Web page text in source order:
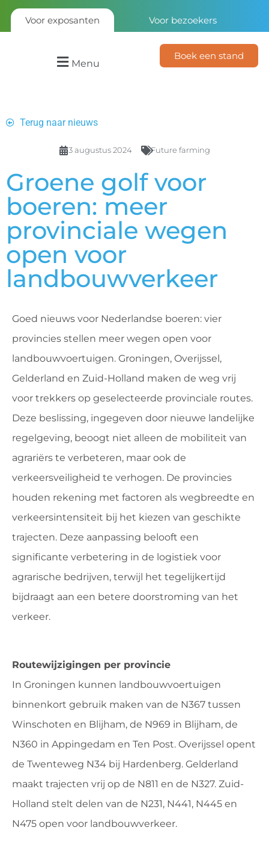
Voor exposanten Voor bezoekers
Menu
Boek een stand
Terug naar nieuws
3 augustus 2024 Future farming
Groene golf voor
boeren: meer
provinciale wegen
open voor
landbouwverkeer
Goed nieuws voor Nederlandse boeren: vier
provincies stellen meer wegen open voor
landbouwvoertuigen. Groningen, Overijssel,
Gelderland en Zuid-Holland maken de weg vrij
voor trekkers op geselecteerde provinciale routes.
Deze beslissing, ingegeven door nieuwe landelijke
regelgeving, beoogt niet alleen de mobiliteit van
agrariërs te verbeteren, maar ook de
verkeersveiligheid te verhogen. De provincies
houden rekening met factoren als wegbreedte en
verkeersintensiteit bij het kiezen van geschikte
trajecten. Deze aanpassing belooft een
significante verbetering in de logistiek voor
agrarische bedrijven, terwijl het tegelijkertijd
bijdraagt aan een betere doorstroming van het
verkeer.
Routewijzigingen per provincie
In Groningen kunnen landbouwvoertuigen
binnenkort gebruik maken van de N367 tussen
Winschoten en Blijham, de N969 in Blijham, de
N360 in Appingedam en Ten Post. Overijssel opent
de Twenteweg N34 bij Hardenberg. Gelderland
maakt trajecten vrij op de N811 en de N327. Zuid-
Holland stelt delen van de N231, N441, N445 en
N475 open voor landbouwverkeer.